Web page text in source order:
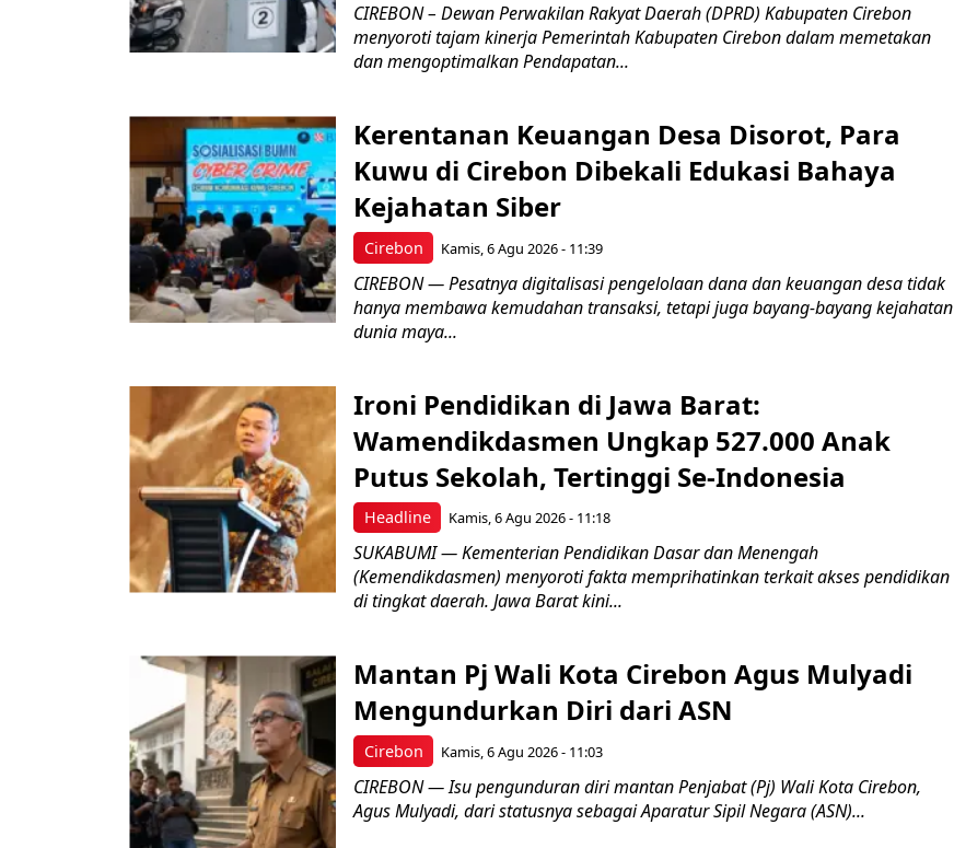
CIREBON – Dewan Perwakilan Rakyat Daerah (DPRD) Kabupaten Cirebon
menyoroti tajam kinerja Pemerintah Kabupaten Cirebon dalam memetakan
dan mengoptimalkan Pendapatan...
Cirebon
Kerentanan Keuangan Desa Disorot, Para
Kuwu di Cirebon Dibekali Edukasi Bahaya
Kejahatan Siber
Kamis, 6 Agu 2026 - 11:39
CIREBON — Pesatnya digitalisasi pengelolaan dana dan keuangan desa tidak
hanya membawa kemudahan transaksi, tetapi juga bayang-bayang kejahatan
dunia maya...
Headline
Ironi Pendidikan di Jawa Barat:
Wamendikdasmen Ungkap 527.000 Anak
Putus Sekolah, Tertinggi Se-Indonesia
Kamis, 6 Agu 2026 - 11:18
SUKABUMI — Kementerian Pendidikan Dasar dan Menengah
(Kemendikdasmen) menyoroti fakta memprihatinkan terkait akses pendidikan
di tingkat daerah. Jawa Barat kini...
Cirebon
Mantan Pj Wali Kota Cirebon Agus Mulyadi
Mengundurkan Diri dari ASN
Kamis, 6 Agu 2026 - 11:03
CIREBON — Isu pengunduran diri mantan Penjabat (Pj) Wali Kota Cirebon,
Agus Mulyadi, dari statusnya sebagai Aparatur Sipil Negara (ASN)...